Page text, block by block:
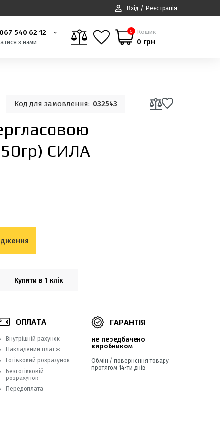
Вхід / Реєстрація
540 62 12
з нами
0 Кошик
0 грн
Код для замовлення: 032543
СИЛА
Купити в 1 клік
ОПЛАТА
Внутрішній рахунок
Накладений платіж
Готівковий розрахунок
Безготівковій
розрахунок
Передоплата
ГАРАНТІЯ
не передбачено
виробником
Обмін / повернення товару
протягом 14-ти днів